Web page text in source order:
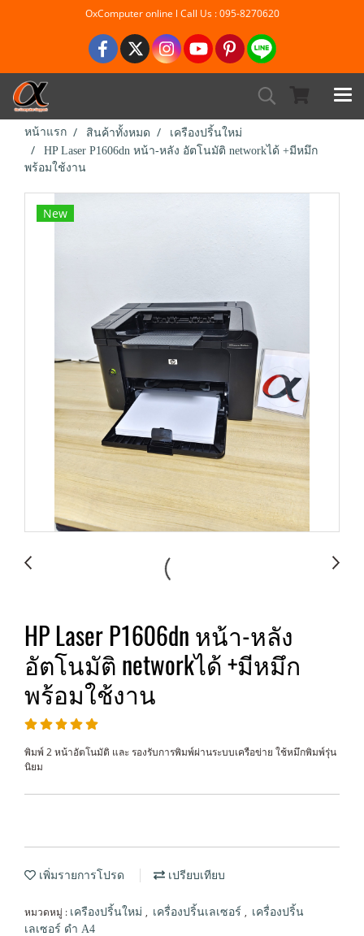
OxComputer online l Call Us : 095-8270620
หน้าแรก สินค้าทั้งหมด
เครืองปริ้นใหม่
HP Laser P1606dn หน้า-หลัง อัตโนมัติ networkได้ +มีหมึก
พร้อมใช้งาน
New
HP Laser P1606dn หน้า-หลัง
อัตโนมัติ networkได้ +มีหมึก
พร้อมใช้งาน
พิมพ์ 2 หน้าอัตโนมัติ และ รองรับการพิมพ์ผ่านระบบเครือข่าย ใช้หมึกพิมพ์รุ่น
นิยม
เพิ่มรายการโปรด เปรียบเทียบ
หมวดหมู่ : เครืองปริ้นใหม่ , เครื่องปริ้นเลเซอร์ , เครื่องปริ้น
เลเซอร์ ดำ A4